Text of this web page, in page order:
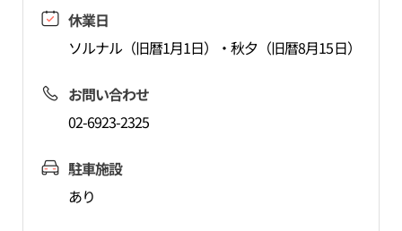
休業日
ソルナル（旧暦1月1日）・秋夕（旧暦8月15日）
お問い合わせ
02-6923-2325
駐車施設
あり